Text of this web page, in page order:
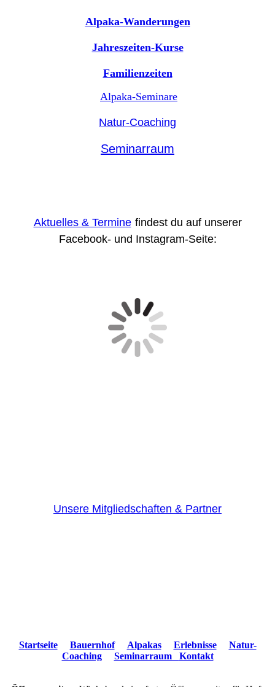
Alpaka-Wanderungen
Jahreszeiten-Kurse
Familienzeiten
Alpaka-Seminare
Natur-Coaching
Seminarraum
Aktuelles & Termine findest du auf unserer
Facebook- und Instagram-Seite:
Unsere Mitgliedschaften & Partner
Startseite Bauernhof Alpakas Erlebnisse
Natur-
Coaching
Seminarraum Kontakt